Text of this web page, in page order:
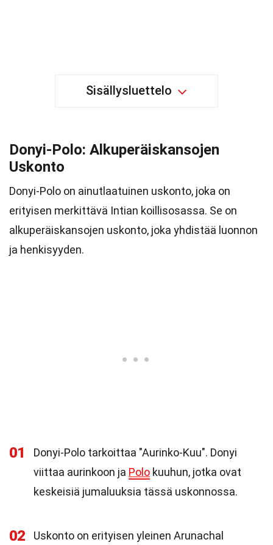
Sisällysluettelo
Donyi-Polo: Alkuperäiskansojen
Uskonto
Donyi-Polo on ainutlaatuinen uskonto, joka on
erityisen merkittävä Intian koillisosassa. Se on
alkuperäiskansojen uskonto, joka yhdistää luonnon
ja henkisyyden.
01
Donyi-Polo tarkoittaa "Aurinko-Kuu". Donyi
viittaa aurinkoon ja Polo kuuhun, jotka ovat
keskeisiä jumaluuksia tässä uskonnossa.
02
Uskonto on erityisen yleinen Arunachal